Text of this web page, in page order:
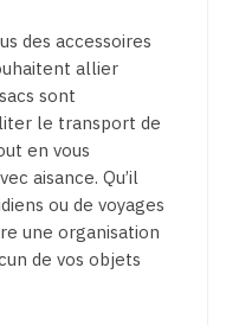
des accessoires
allier
sont
le transport de
en vous
aisance. Qu’il
ou de voyages
une organisation
de vos objets